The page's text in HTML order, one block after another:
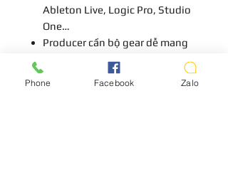
Ableton Live, Logic Pro, Studio
One…
Producer cần bộ gear dễ mang
theo nhưng vẫn hiệu quả
Phone Facebook Zalo